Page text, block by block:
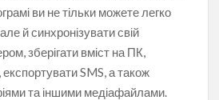
ви не тільки можете легко
й синхронізувати свій
зберігати вміст на ПК,
SMS, а також
та іншими медіафайлами.